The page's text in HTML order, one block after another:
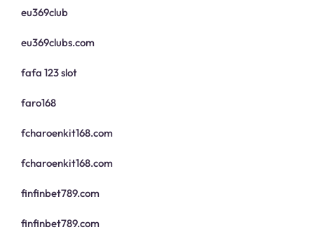
eu369club
eu369clubs.com
fafa 123 slot
faro168
fcharoenkit168.com
fcharoenkit168.com
finfinbet789.com
finfinbet789.com